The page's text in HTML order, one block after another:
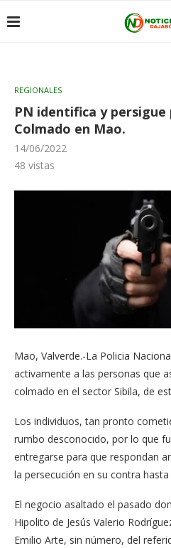
REGIONALES
PN identifica y
Colmado en Mao.
14/06/2022
48 vistas
Mao, Valverde.-La Policia
activamente a las personas que
colmado en el sector Sibila, de
Los individuos, tan pronto
rumbo desconocido, por lo que
entregarse para que respondan
la persecución en su contra
El negocio asaltado el pasado
Hipolito de Jesús Valerio
Emilio Arte, sin número, del